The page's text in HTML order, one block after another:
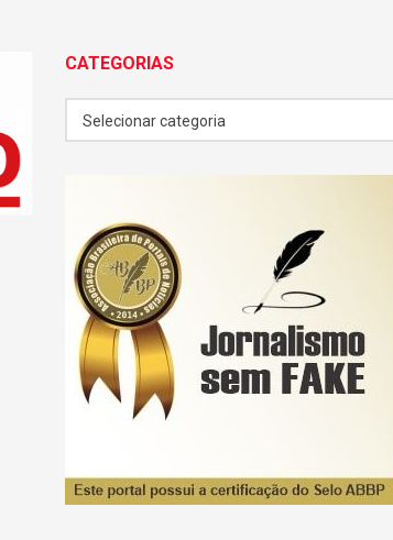
CATEGORIAS
Selecionar categoria